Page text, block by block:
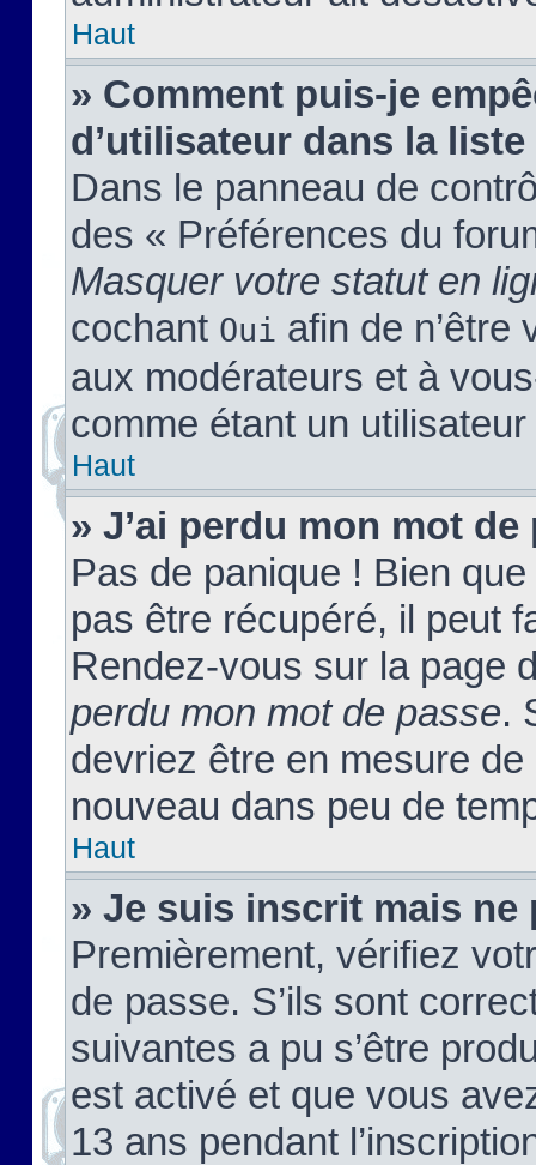
Haut
» Comment puis-je
d’utilisateur dans la
Dans le panneau de
des « Préférences du
Masquer votre statut en
cochant Oui afin de n’être
aux modérateurs et à
comme étant un
Haut
» J’ai perdu mon mot de
Pas de panique ! Bien
pas être récupéré, il peut
Rendez-vous sur la page
perdu mon mot de passe.
devriez être en mesure
nouveau dans peu de
Haut
» Je suis inscrit mais ne
Premièrement, vérifiez
de passe. S’ils sont
suivantes a pu s’être
est activé et que vous
13 ans pendant